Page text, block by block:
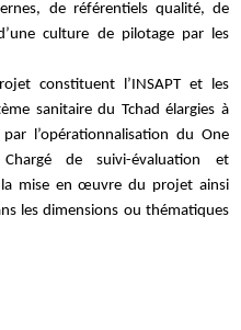
de référentiels qualité, de
culture de pilotage par les
constituent l’INSAPT et les
sanitaire du Tchad élargies à
l’opérationnalisation du One
de suivi-évaluation et
mise en œuvre du projet ainsi
les dimensions ou thématiques